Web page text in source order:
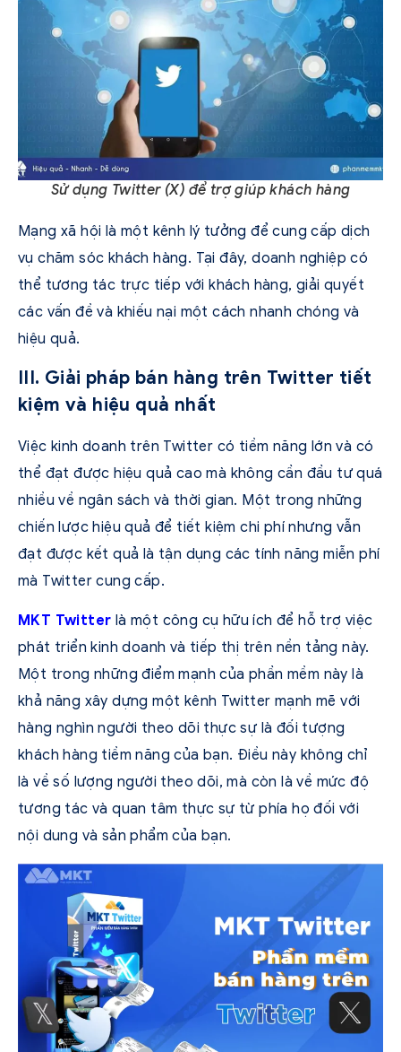
Sử dụng Twitter (X) để trợ giúp khách hàng
Mạng xã hội là một kênh lý tưởng để cung cấp dịch
vụ chăm sóc khách hàng. Tại đây, doanh nghiệp có
thể tương tác trực tiếp với khách hàng, giải quyết
các vấn đề và khiếu nại một cách nhanh chóng và
hiệu quả.
III. Giải pháp bán hàng trên Twitter tiết
kiệm và hiệu quả nhất
Việc kinh doanh trên Twitter có tiềm năng lớn và có
thể đạt được hiệu quả cao mà không cần đầu tư quá
nhiều về ngân sách và thời gian. Một trong những
chiến lược hiệu quả để tiết kiệm chi phí nhưng vẫn
đạt được kết quả là tận dụng các tính năng miễn phí
mà Twitter cung cấp.
MKT Twitter là một công cụ hữu ích để hỗ trợ việc
phát triển kinh doanh và tiếp thị trên nền tảng này.
Một trong những điểm mạnh của phần mềm này là
khả năng xây dựng một kênh Twitter mạnh mẽ với
hàng nghìn người theo dõi thực sự là đối tượng
khách hàng tiềm năng của bạn. Điều này không chỉ
là về số lượng người theo dõi, mà còn là về mức độ
tương tác và quan tâm thực sự từ phía họ đối với
nội dung và sản phẩm của bạn.